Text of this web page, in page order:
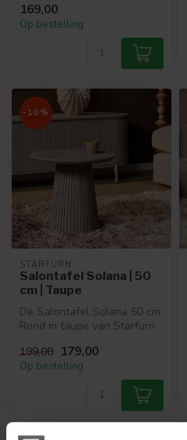
zwart st...
169,00
Op bestelling
-10%
STARFURN
Salontafel Solana | 50
cm | Taupe
De Salontafel Solana 50 cm
Rond in taupe van Starfurn
199,00 179,00
Op bestelling